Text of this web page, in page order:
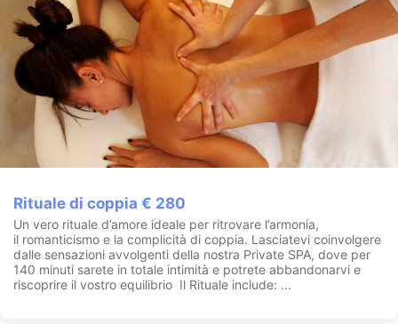
Rituale di coppia € 280
Un vero rituale d’amore ideale per ritrovare l’armonia,
il romanticismo e la complicità di coppia. Lasciatevi coinvolgere
dalle sensazioni avvolgenti della nostra Private SPA, dove per
140 minuti sarete in totale intimità e potrete abbandonarvi e
riscoprire il vostro equilibrio Il Rituale include: ...